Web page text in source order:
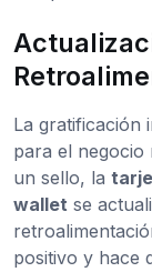
La gratificación
para el negocio
un sello, la
wallet se
positivo y hace